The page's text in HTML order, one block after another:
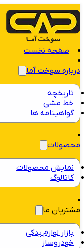
صفحه نخست
درباره سوخت آما
تاریخچه
خط مشی
گواهینامه ها
محصولات
نمایش محصولات
کاتالوگ
مشتریان ما
بازار لوازم یدکی
خودروساز